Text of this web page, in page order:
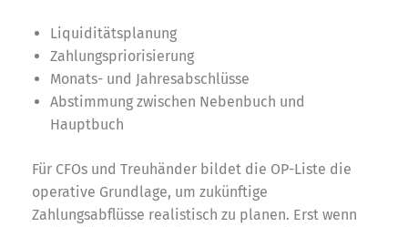
Liquiditätsplanung
Zahlungspriorisierung
Monats- und Jahresabschlüsse
Abstimmung zwischen Nebenbuch und
Hauptbuch
Für CFOs und Treuhänder bildet die OP-Liste die
operative Grundlage, um zukünftige
Zahlungsabflüsse realistisch zu planen. Erst wenn